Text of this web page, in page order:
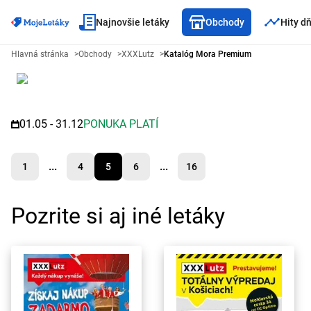
Najnovšie letáky Obchody Hity
Leták XXXLutz - Katalóg Mora
Hlavná stránka >Obchody >XXXLutz >Katalóg Mora Premium
01.05 - 31.12PONUKA PLATÍ
1 ... 4 5 6 ... 16
Pozrite si aj iné letáky